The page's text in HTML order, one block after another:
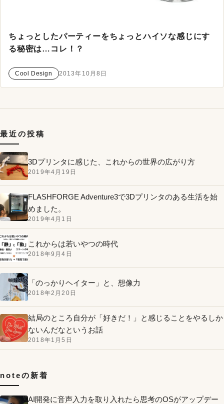
ちょっとしたパーティーをちょっとハイソな感じにす
る秘密は…コレ！？
Cool Design 2013年10月8日
最近の投稿
3Dプリンタに感じた、これからの世界の広がり方
2019年4月19日
FLASHFORGE Adventure3で3Dプリンタのある生活を始
めました。
2019年4月1日
これからは若いやつの時代
2018年9月4日
「のっかりヘイター」と、想像力
2018年2月20日
結局のところ自分が「好きだ！」と感じることをやるしか
ないんだなというお話
2018年1月5日
noteの新着
AI開発に音声入力を取り入れたら思考のOSがアップデー